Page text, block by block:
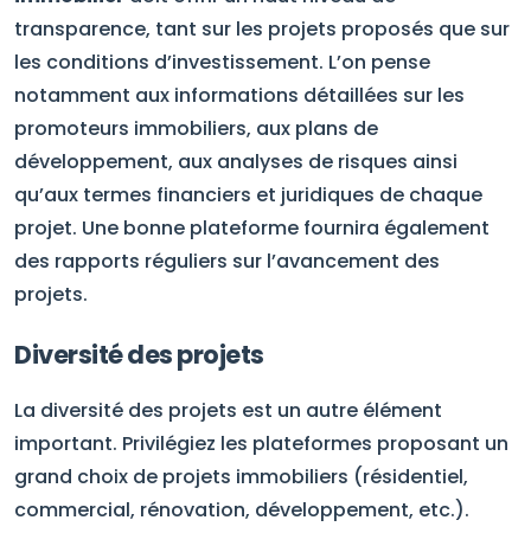
transparence, tant sur les projets proposés que sur
les conditions d’investissement. L’on pense
notamment aux informations détaillées sur les
promoteurs immobiliers, aux plans de
développement, aux analyses de risques ainsi
qu’aux termes financiers et juridiques de chaque
projet. Une bonne plateforme fournira également
des rapports réguliers sur l’avancement des
projets.
Diversité des projets
La diversité des projets est un autre élément
important. Privilégiez les plateformes proposant un
grand choix de projets immobiliers (résidentiel,
commercial, rénovation, développement, etc.).